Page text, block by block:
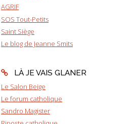
AGRIF
SOS Tout-Petits
Saint Siège
Le blog de Jeanne Smits
LÀ JE VAIS GLANER
Le Salon Beige
Le forum catholique
Sandro Magister